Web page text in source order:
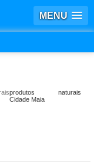
MENU
produtos naturais
Cidade Maia